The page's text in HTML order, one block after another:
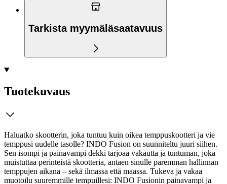
Tarkista myymäläsaatavuus
Tuotekuvaus
Haluatko skootterin, joka tuntuu kuin oikea temppuskootteri ja vie
temppusi uudelle tasolle? INDO Fusion on suunniteltu juuri siihen.
Sen isompi ja painavampi dekki tarjoaa vakautta ja tuntuman, joka
muistuttaa perinteistä skootteria, antaen sinulle paremman hallinnan
temppujen aikana – sekä ilmassa että maassa. Tukeva ja vakaa
muotoilu suuremmille tempuillesi: INDO Fusionin painavampi ja